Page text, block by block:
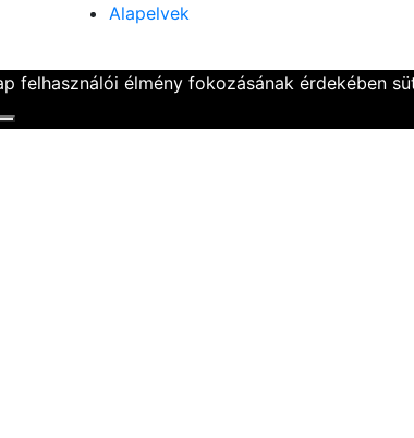
Alapelvek
felhasználói élmény fokozásának érdekében